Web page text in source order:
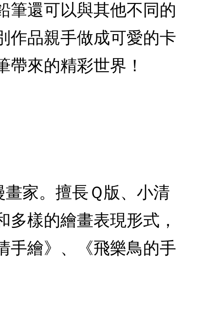
筆還可以與其他不同的
作品親手做成可愛的卡
來的精彩世界！
家。擅長Ｑ版、小清
樣的繪畫表現形式，
手繪》、《飛樂鳥的手